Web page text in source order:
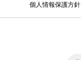
個人情報保護方針